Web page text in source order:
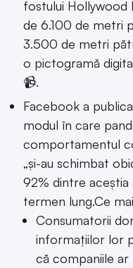
fostului Hollywood
de 6.100 de metri
3.500 de metri
o pictogramă
📹.
Facebook a
modul în care
comportamentul
„și-au schimbat
92% dintre aceștia
termen lung.Ce
Consumatorii
informațiilor lor
că companiile